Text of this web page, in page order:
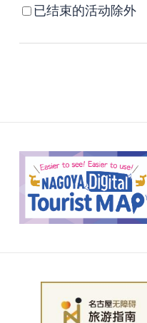
已结束的活动除外